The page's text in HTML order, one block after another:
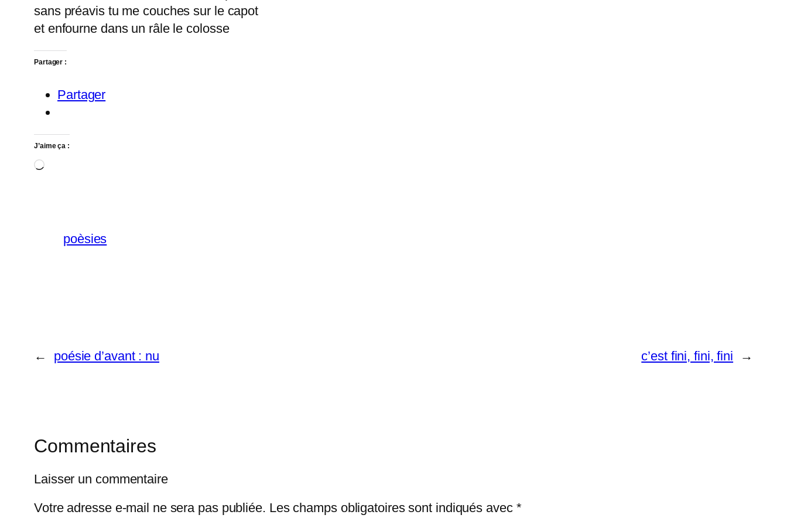
sans préavis tu me couches sur le capot
et enfourne dans un râle le colosse
Partager :
Partager
J’aime ça :
Chargement…
poèsies
← poésie d’avant : nu c’est fini, fini, fini →
Commentaires
Laisser un commentaire
Votre adresse e-mail ne sera pas publiée. Les champs obligatoires sont indiqués avec *